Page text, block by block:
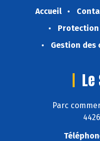
Accueil
Protection
Gestion des
Parc